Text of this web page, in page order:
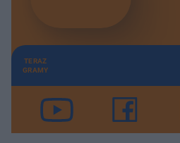
TERAZ
GRAMY